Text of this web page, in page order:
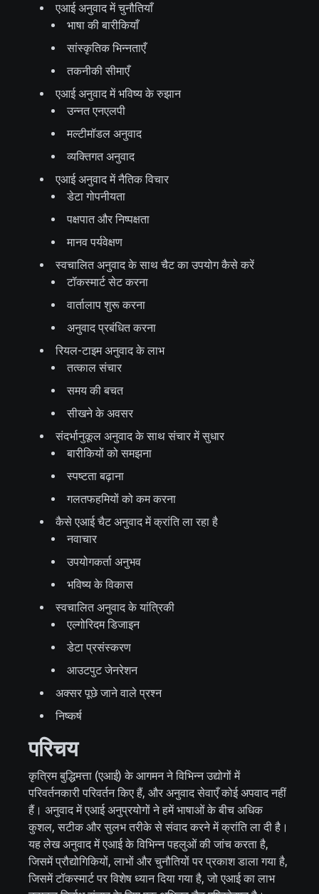
एआई अनुवाद में चुनौतियाँ
भाषा की बारीकियाँ
सांस्कृतिक भिन्नताएँ
तकनीकी सीमाएँ
एआई अनुवाद में भविष्य के रुझान
उन्नत एनएलपी
मल्टीमॉडल अनुवाद
व्यक्तिगत अनुवाद
एआई अनुवाद में नैतिक विचार
डेटा गोपनीयता
पक्षपात और निष्पक्षता
मानव पर्यवेक्षण
स्वचालित अनुवाद के साथ चैट का उपयोग कैसे करें
टॉकस्मार्ट सेट करना
वार्तालाप शुरू करना
अनुवाद प्रबंधित करना
रियल-टाइम अनुवाद के लाभ
तत्काल संचार
समय की बचत
सीखने के अवसर
संदर्भानुकूल अनुवाद के साथ संचार में सुधार
बारीकियों को समझना
स्पष्टता बढ़ाना
गलतफहमियों को कम करना
कैसे एआई चैट अनुवाद में क्रांति ला रहा है
नवाचार
उपयोगकर्ता अनुभव
भविष्य के विकास
स्वचालित अनुवाद के यांत्रिकी
एल्गोरिदम डिजाइन
डेटा प्रसंस्करण
आउटपुट जेनरेशन
अक्सर पूछे जाने वाले प्रश्न
निष्कर्ष
परिचय
कृत्रिम बुद्धिमत्ता (एआई) के आगमन ने विभिन्न उद्योगों में
परिवर्तनकारी परिवर्तन किए हैं, और अनुवाद सेवाएँ कोई अपवाद नहीं
हैं। अनुवाद में एआई अनुप्रयोगों ने हमें भाषाओं के बीच अधिक
कुशल, सटीक और सुलभ तरीके से संवाद करने में क्रांति ला दी है।
यह लेख अनुवाद में एआई के विभिन्न पहलुओं की जांच करता है,
जिसमें प्रौद्योगिकियों, लाभों और चुनौतियों पर प्रकाश डाला गया है,
जिसमें टॉकस्मार्ट पर विशेष ध्यान दिया गया है, जो एआई का लाभ